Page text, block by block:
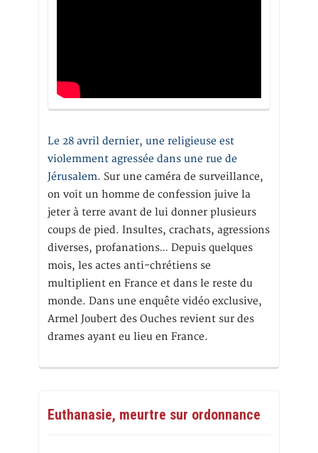
Le 28 avril dernier, une religieuse est
violemment agressée dans une rue de
Jérusalem. Sur une caméra de surveillance,
on voit un homme de confession juive la
jeter à terre avant de lui donner plusieurs
coups de pied. Insultes, crachats, agressions
diverses, profanations… Depuis quelques
mois, les actes anti-chrétiens se
multiplient en France et dans le reste du
monde. Dans une enquête vidéo exclusive,
Armel Joubert des Ouches revient sur des
drames ayant eu lieu en France.
Euthanasie, meurtre sur ordonnance